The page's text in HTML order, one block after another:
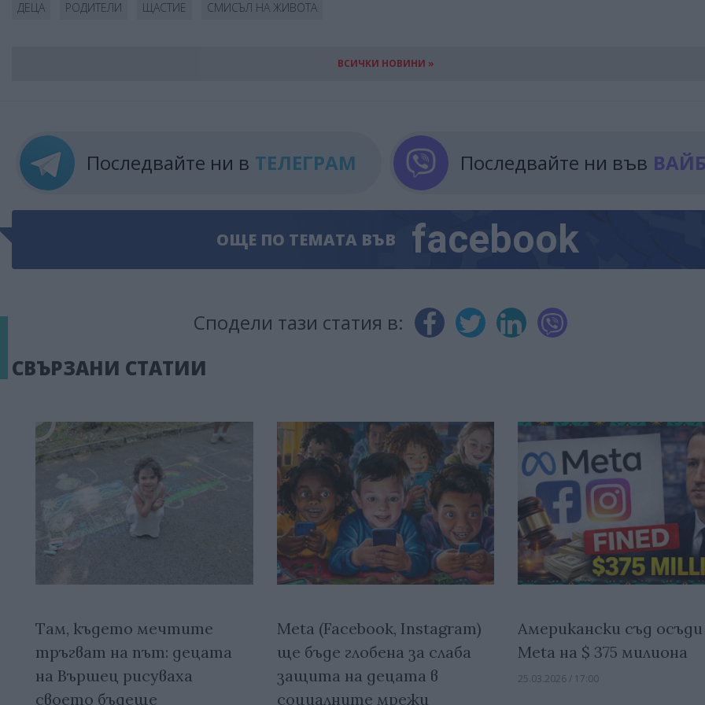
ДЕЦА РОДИТЕЛИ ЩАСТИЕ СМИСЪЛ НА ЖИВОТА
ВСИЧКИ НОВИНИ »
Последвайте ни в ТЕЛЕГРАМ Последвайте ни във
ОЩЕ ПО ТЕМАТА ВЪВ facebook
Сподели тази статия в:
СВЪРЗАНИ СТАТИИ
Там, където мечтите
тръгват на път: децата
на Вършец рисуваха
своето бъдеще
Meta (Facebook, Instagram)
ще бъде глобена за слаба
защита на децата в
социалните мрежи
Американски съд осъди
Meta на $ 375 милиона
25.03.2026 / 17:00